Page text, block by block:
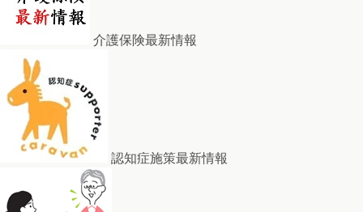
介護保険最新情報
認知症施策最新情報